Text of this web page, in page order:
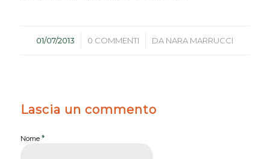
01/07/2013
/ 0 COMMENTI
/ DA NARA MARRUCCI
Lascia un commento
Nome *